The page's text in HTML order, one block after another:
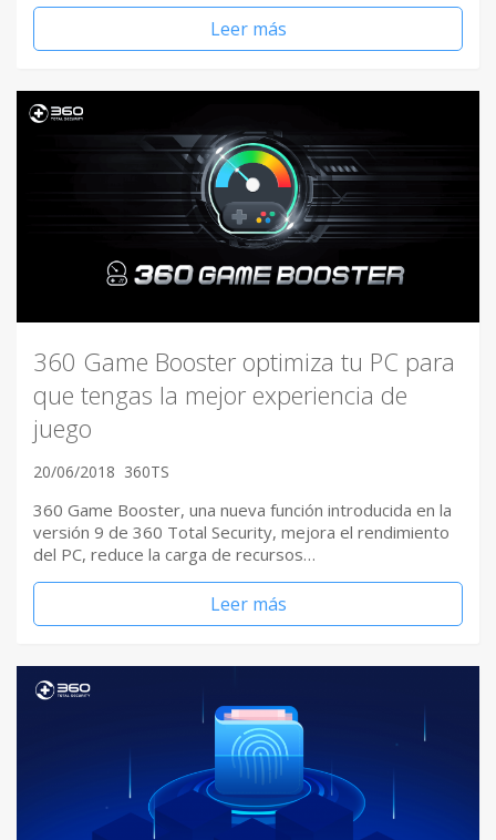
Leer más
360 Game Booster optimiza tu PC para
que tengas la mejor experiencia de
juego
20/06/2018 360TS
360 Game Booster, una nueva función introducida en la
versión 9 de 360 Total Security, mejora el rendimiento
del PC, reduce la carga de recursos…
Leer más